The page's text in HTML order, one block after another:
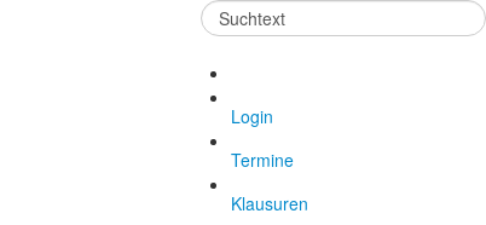
Suchen
...
Login
Termine
Klausuren